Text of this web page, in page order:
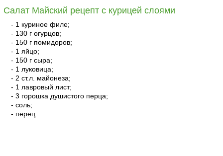
Салат Майский рецепт с курицей слоями
- 1 куриное филе;
- 130 г огурцов;
- 150 г помидоров;
- 1 яйцо;
- 150 г сыра;
- 1 луковица;
- 2 ст.л. майонеза;
- 1 лавровый лист;
- 3 горошка душистого перца;
- соль;
- перец.